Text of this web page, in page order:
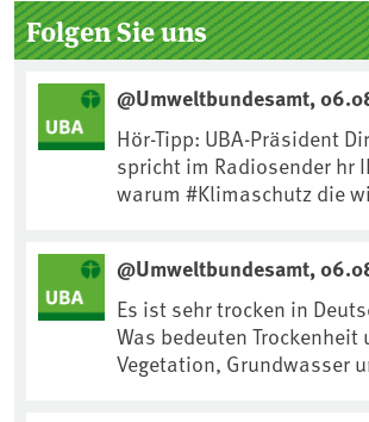
Seitenleiste
Folgen Sie uns
@Umweltbundesamt,
Hör-Tipp: UBA-Präsident
spricht im Radiosender hr
warum #Klimaschutz die wichtigste
https://
@Umweltbundesamt,
Es ist sehr trocken in
Was bedeuten Trockenheit
Vegetation, Grundwasser